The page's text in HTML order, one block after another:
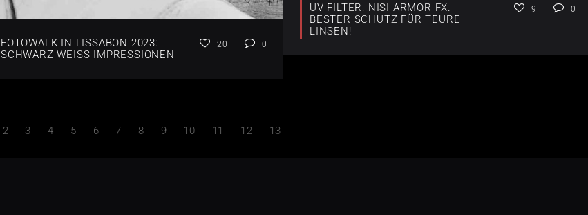
UV FILTER: NISI ARMOR FX.
BESTER SCHUTZ FÜR TEURE
LINSEN!
9 0
FOTOWALK IN LISSABON 2023:
SCHWARZ WEISS IMPRESSIONEN
20 0
2 3 4 5 6 7 8 9 10 11 12 13